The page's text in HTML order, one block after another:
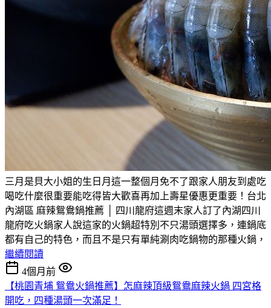
三月是貝大小姐的生日月這一整個月免不了跟家人朋友到處吃
喝吃什麼很重要能吃得皆大歡喜再加上壽星優惠更重要！台北
內湖區 麻辣鴛鴦鍋推薦 │ 四川龍府這週末家人訂了內湖四川
龍府吃火鍋家人說這家的火鍋超特別不只湯頭選擇多，連鍋底
都有自己的特色，而且不是只有單純涮肉吃鍋物的那種火鍋，
繼續閱讀
4個月前
【桃園青埔 鴛鴦火鍋推薦】怎麻辣頂級鴛鴦麻辣火鍋 四宮格
開吃，四種湯頭一次滿足！